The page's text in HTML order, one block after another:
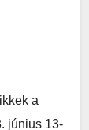
a
június 13-